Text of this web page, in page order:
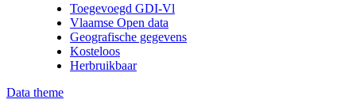
Toegevoegd GDI-Vl
Vlaamse Open data
Geografische gegevens
Kosteloos
Herbruikbaar
Data theme